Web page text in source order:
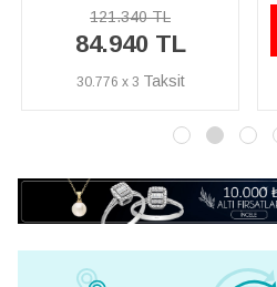
İNDİRİM
60.860 TL
36.510 TL
13.228 x 3